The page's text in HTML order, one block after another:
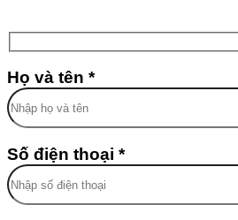
Họ và tên *
Số điện thoại *